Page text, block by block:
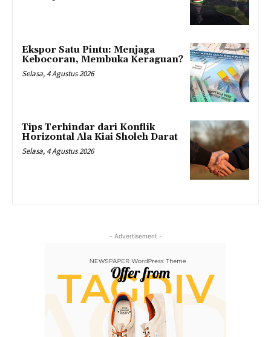
Ekspor Satu Pintu: Menjaga
Kebocoran, Membuka Keraguan?
Selasa, 4 Agustus 2026
Tips Terhindar dari Konflik
Horizontal Ala Kiai Sholeh Darat
Selasa, 4 Agustus 2026
- Advertisement -